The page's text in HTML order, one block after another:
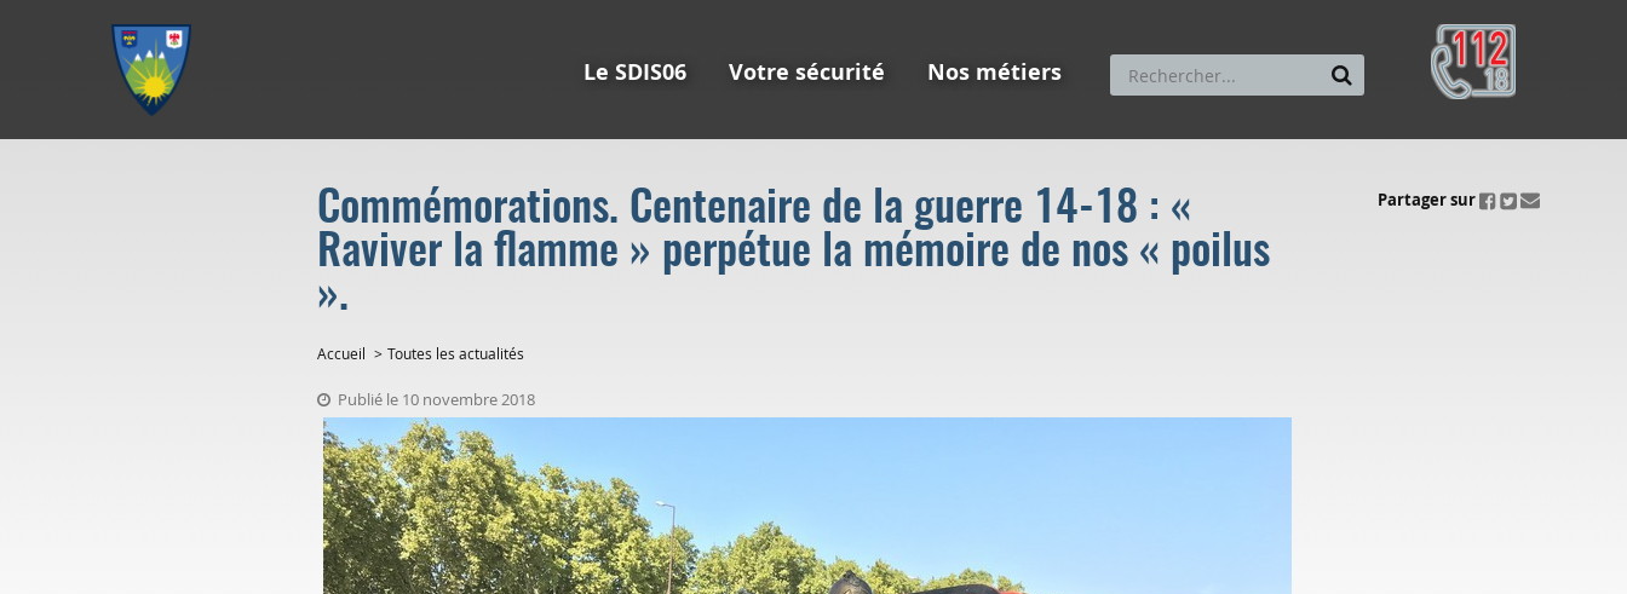
Le SDIS06 Votre sécurité Nos métiers
Commémorations. Centenaire de la guerre 14-18 : «
Raviver la flamme » perpétue la mémoire de nos « poilus
».
ui.fo.accessibility.echappement.partage
Partager sur
Accueil Toutes les actualités
Publié le 10 novembre 2018